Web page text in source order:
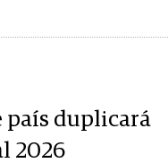
país duplicará
2026